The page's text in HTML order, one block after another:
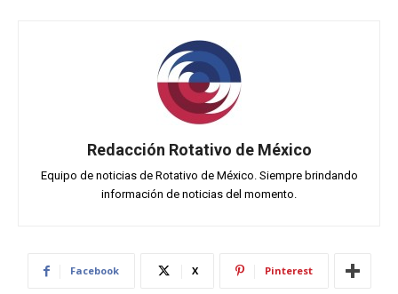
Redacción Rotativo de México
Equipo de noticias de Rotativo de México. Siempre brindando
información de noticias del momento.
Facebook X Pinterest